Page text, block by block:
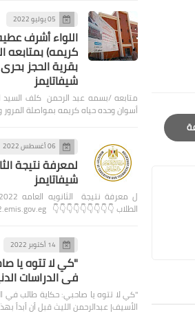
05 يوليو 2022
اللواء أشرف
كريمه) بمتابعه
بقرية الحجز
شيفاتايمز
متابعه /بسمه عبد الرحمن كلف
أسوان وحده حياه كريمه بمواصلة المرور
06 أغسطس 2022
شيفاتايمز
الطلاب 👇👇👇👇👇👇👇👇👇 https://g12.emis.gov.eg/ وال…
14 أكتوبر 2022
"كي لا تتوه يا
في الدراسات
"كي لا تتوه يا صاحبي: حكاية طالب في
الأسيف| عبدالرحمن الليث قبل أن أبدأ